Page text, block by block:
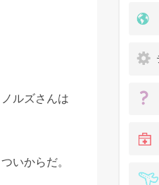
ルズさんは
いからだ。